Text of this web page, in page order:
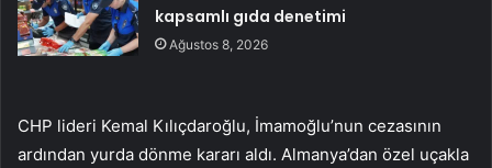
kapsamlı gıda denetimi
Ağustos 8, 2026
CHP lideri Kemal Kılıçdaroğlu, İmamoğlu’nun cezasının
ardından yurda dönme kararı aldı. Almanya’dan özel uçakla